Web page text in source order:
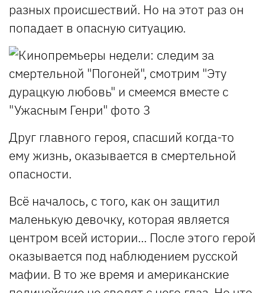
разных происшествий. Но на этот раз он
попадает в опасную ситуацию.
Друг главного героя, спасший когда-то
ему жизнь, оказывается в смертельной
опасности.
Всё началось, с того, как он защитил
маленькую девочку, которая является
центром всей истории... После этого герой
оказывается под наблюдением русской
мафии. В то же время и американские